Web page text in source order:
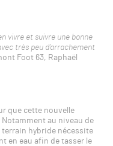
vivre et suivre une bonne
très peu d’arrachement
Foot 63, Raphaël
que cette nouvelle
au niveau de
terrain hybride nécessite
en eau afin de tasser le